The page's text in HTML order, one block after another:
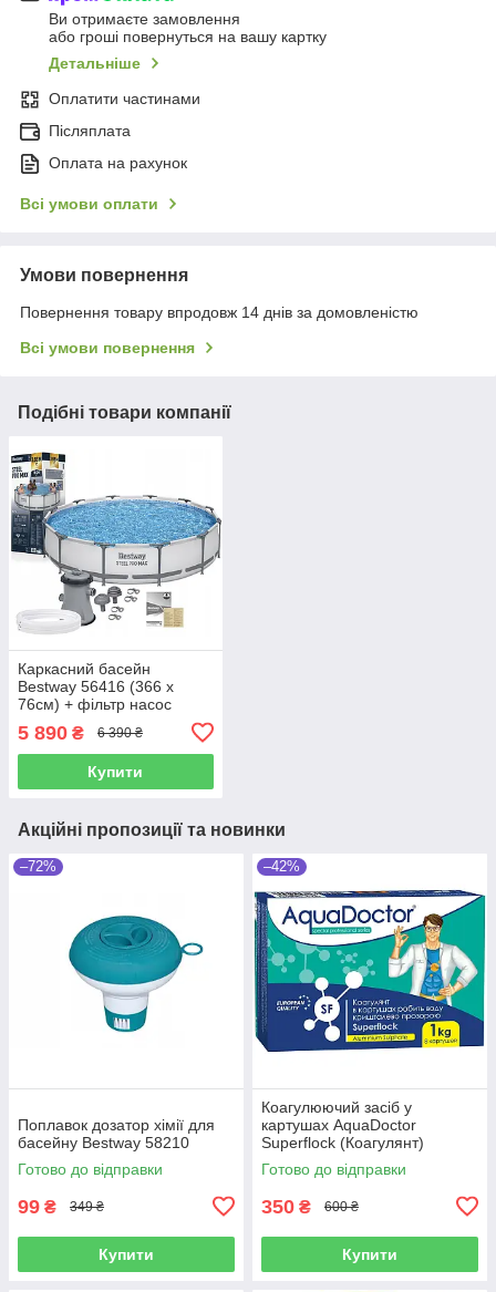
Ви отримаєте замовлення
або гроші повернуться на вашу картку
Детальніше
Оплатити частинами
Післяплата
Оплата на рахунок
Всі умови оплати
Умови повернення
Повернення товару впродовж 14 днів за домовленістю
Всі умови повернення
Подібні товари компанії
Каркасний басейн
Bestway 56416 (366 x
76см) + фільтр насос
5 890 ₴ 6 390 ₴
Купити
Акційні пропозиції та новинки
–72%
Поплавок дозатор хімії для
басейну Bestway 58210
Готово до відправки
99 ₴ 349 ₴
Купити
–42%
Коагулюючий засіб у
картушах AquaDoctor
Superflock (Коагулянт)
Готово до відправки
350 ₴ 600 ₴
Купити